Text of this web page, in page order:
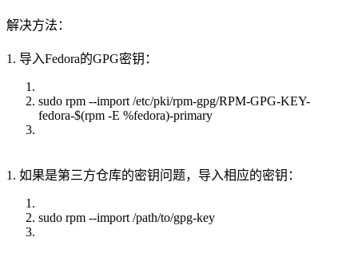
解决方法：
1. 导入Fedora的GPG密钥：
sudo rpm --import /etc/pki/rpm-gpg/RPM-GPG-KEY-
fedora-$(rpm -E %fedora)-primary
1. 如果是第三方仓库的密钥问题，导入相应的密钥：
sudo rpm --import /path/to/gpg-key